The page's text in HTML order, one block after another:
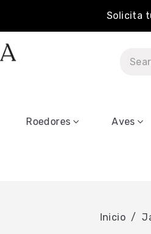
Solicita
Roedores Aves
Inicio